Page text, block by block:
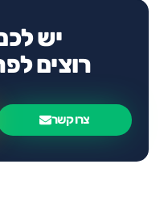
יש
רוצים
צרו קשר